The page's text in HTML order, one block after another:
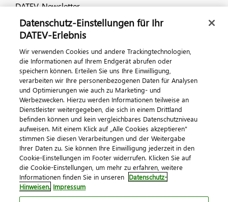
DATEV-Newsletter
Kontaktieren Sie uns
© 2026 DATEV eG
ImpressumDatenschutzAGB Kontakt
Cookie-Einstellungen
Datenschutz-Einstellungen für Ihr
DATEV-Erlebnis
Wir verwenden Cookies und andere Trackingtechnologien,
die Informationen auf Ihrem Endgerät abrufen oder
speichern können. Erteilen Sie uns Ihre Einwilligung,
verarbeiten wir Ihre personenbezogenen Daten für Analysen
und Optimierungen wie auch zu Marketing- und
Werbezwecken. Hierzu werden Informationen teilweise an
Dienstleister weitergegeben, die sich in einem Drittland
befinden können und kein vergleichbares Datenschutzniveau
aufweisen. Mit einem Klick auf „Alle Cookies akzeptieren"
stimmen Sie diesen Verarbeitungen und der Weitergabe
Ihrer Daten zu. Sie können Ihre Einwilligung jederzeit in den
Cookie-Einstellungen im Footer widerrufen. Klicken Sie auf
die Cookie-Einstellungen, um mehr zu erfahren, weitere
Informationen finden Sie in unseren Datenschutz-
Hinweisen. Impressum